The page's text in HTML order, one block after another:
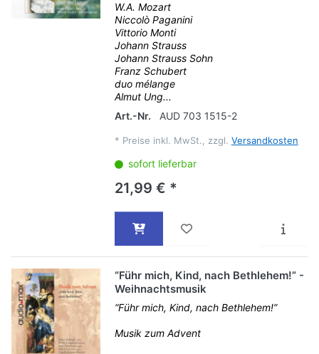
W.A. Mozart
Niccolò Paganini
Vittorio Monti
Johann Strauss
Johann Strauss Sohn
Franz Schubert
duo mélange
Almut Ung...
Art.-Nr.
AUD 703 1515-2
* Preise inkl. MwSt., zzgl. Versandkosten
sofort lieferbar
21,99 € *
“Führ mich, Kind, nach Bethlehem!” -
Weihnachtsmusik
“Führ mich, Kind, nach Bethlehem!”
Musik zum Advent